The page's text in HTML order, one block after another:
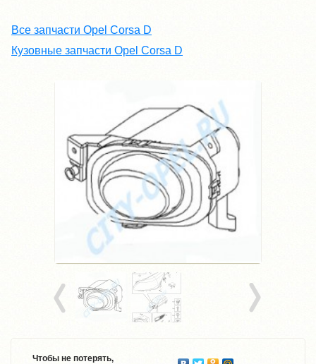
Все запчасти Opel Corsa D
Кузовные запчасти Opel Corsa D
Чтобы не потерять,